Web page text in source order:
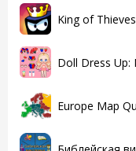
King of Thieves
Doll Dress Up:
Europe Map